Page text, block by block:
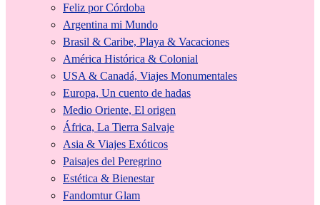
Feliz por Córdoba
Argentina mi Mundo
Brasil & Caribe, Playa & Vacaciones
América Histórica & Colonial
USA & Canadá, Viajes Monumentales
Europa, Un cuento de hadas
Medio Oriente, El origen
África, La Tierra Salvaje
Asia & Viajes Exóticos
Paisajes del Peregrino
Estética & Bienestar
Fandomtur Glam